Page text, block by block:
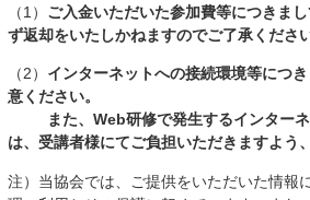
（1） ご入金いただいた参加費等につきま
ず返却をいたしかねますのでご了承ください
（2） インターネットへの接続環境等につ
意ください。
また、Web研修で発生するインターネ
は、受講者様にてご負担いただきますよう
注）当協会では、ご提供をいただいた情報